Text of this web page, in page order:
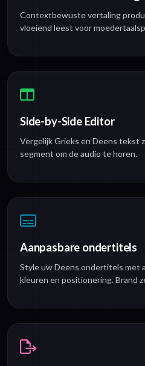
Contextbewuste vertaling
vloeiend leest voor
Side-by-Side Editor
Vergelijk Grieks en Deens tekst
segment om de audio te horen.
Aanpasbare ondertitels
Style uw Deens ondertitels met
kleuren en positionering. Brand